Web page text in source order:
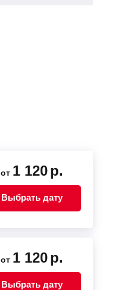
от 1 120р.
Выбрать дату
от 1 120р.
Выбрать дату